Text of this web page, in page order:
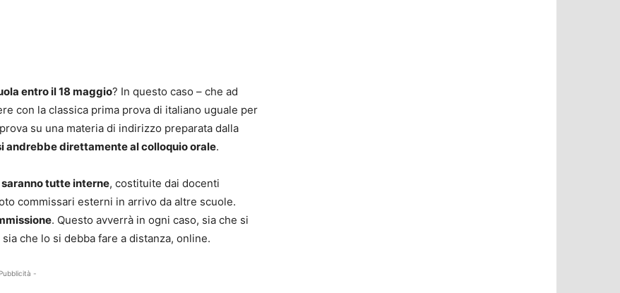
entro il 18 maggio? In questo caso – che ad
con la classica prima prova di italiano uguale per
su una materia di indirizzo preparata dalla
andrebbe direttamente al colloquio orale.
saranno tutte interne, costituite dai docenti
commissari esterni in arrivo da altre scuole.
. Questo avverrà in ogni caso, sia che si
che lo si debba fare a distanza, online.
-